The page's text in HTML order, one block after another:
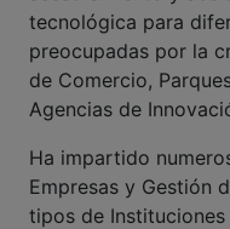
tecnológica para
preocupadas por la
de Comercio,
Agencias de
Ha impartido
Empresas y Gestión
tipos de